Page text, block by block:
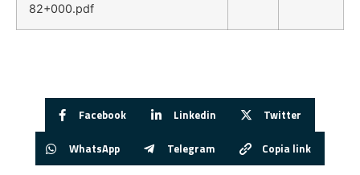
82+000.pdf
Facebook Linkedin Twitter
WhatsApp Telegram Copia link